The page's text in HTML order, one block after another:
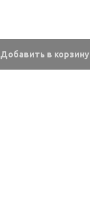
Добавить в корзину